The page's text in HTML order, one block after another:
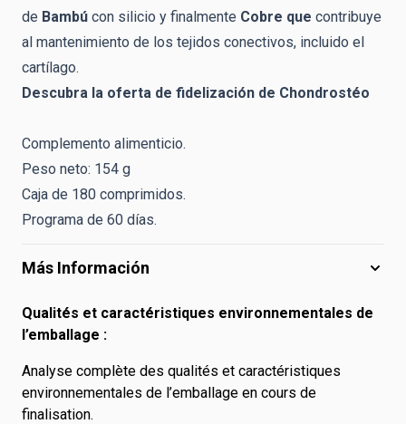
de Bambú con silicio y finalmente Cobre que contribuye
al mantenimiento de los tejidos conectivos, incluido el
cartílago.
Descubra la oferta de fidelización de Chondrostéo
Complemento alimenticio.
Peso neto: 154 g
Caja de 180 comprimidos.
Programa de 60 días.
Más Información
Qualités et caractéristiques environnementales de
l’emballage :
Analyse complète des qualités et caractéristiques
environnementales de l’emballage en cours de
finalisation.